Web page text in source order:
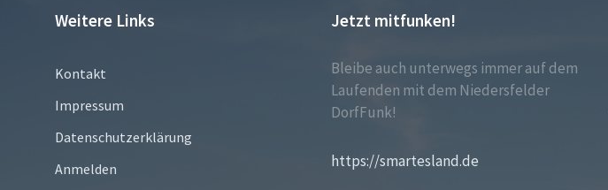
Weitere Links
Kontakt
Impressum
Datenschutzerklärung
Anmelden
Jetzt mitfunken!
Bleibe auch unterwegs immer auf dem
Laufenden mit dem Niedersfelder
DorfFunk!
https://smartesland.de